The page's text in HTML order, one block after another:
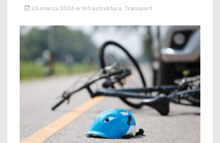
25 marca 2026 w Infrastruktura Transport